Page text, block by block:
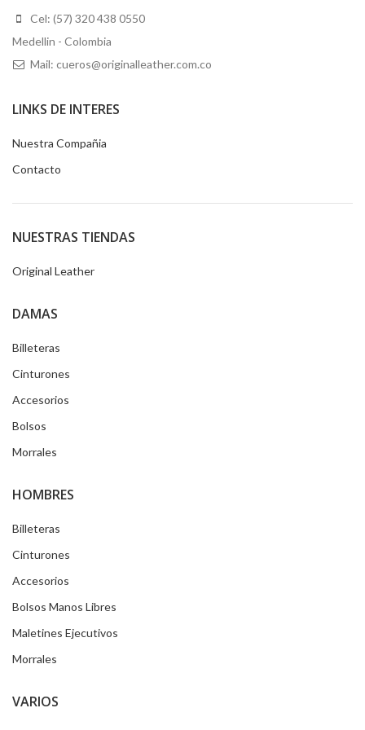
Cel: (57) 320 438 0550
Medellin - Colombia
Mail: cueros@originalleather.com.co
LINKS DE INTERES
Nuestra Compañia
Contacto
NUESTRAS TIENDAS
Original Leather
DAMAS
Billeteras
Cinturones
Accesorios
Bolsos
Morrales
HOMBRES
Billeteras
Cinturones
Accesorios
Bolsos Manos Libres
Maletines Ejecutivos
Morrales
VARIOS